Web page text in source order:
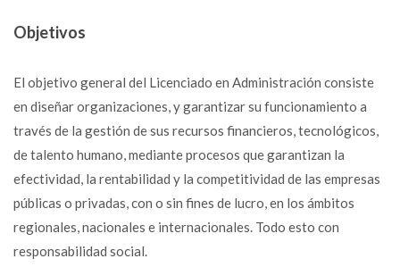
Objetivos
El objetivo general del Licenciado en Administración consiste
en diseñar organizaciones, y garantizar su funcionamiento a
través de la gestión de sus recursos financieros, tecnológicos,
de talento humano, mediante procesos que garantizan la
efectividad, la rentabilidad y la competitividad de las empresas
públicas o privadas, con o sin fines de lucro, en los ámbitos
regionales, nacionales e internacionales. Todo esto con
responsabilidad social.